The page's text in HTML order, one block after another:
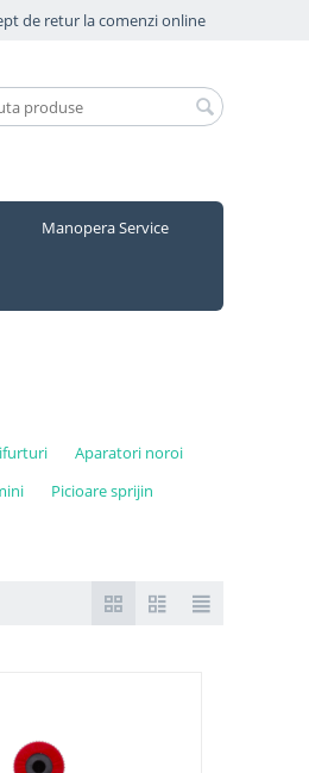
de retur la comenzi online
Manopera Service
Aparatori noroi
Picioare sprijin